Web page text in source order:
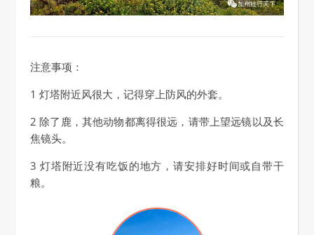
注意事项：
1 灯塔附近风很大，记得穿上防风的外套。
2 除了鹿，其他动物都离得很远，请带上望远镜以及长
焦镜头。
3 灯塔附近没有吃饭的地方，请安排好时间或自带干
粮。